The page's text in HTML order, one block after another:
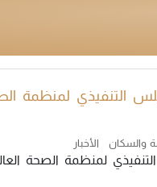
التنفيذي لمنظمة
والسكان الأخبار
لمنظمة الصحة